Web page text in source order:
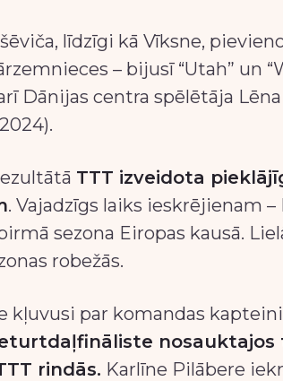
līdzīgi kā Vīksne,
– bijusī “Utah” un
Dānijas centra spēlētāja
TTT izveidota
. Vajadzīgs laiks ieskrējienam
sezona Eiropas kausā.
robežās.
kļuvusi par komandas
nosauktajos
rindās. Karlīne Pilābere